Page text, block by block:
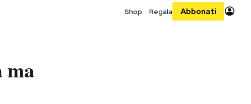
Shop Regala Abbonati
ma